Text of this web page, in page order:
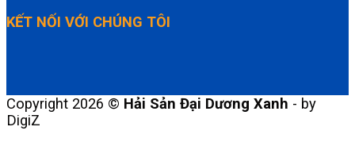
KẾT NỐI VỚI CHÚNG TÔI
Copyright 2026 © Hải Sản Đại Dương Xanh - by
DigiZ